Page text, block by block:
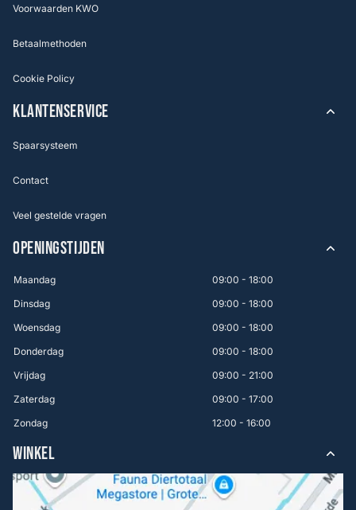
Voorwaarden KWO
Betaalmethoden
Cookie Policy
KLANTENSERVICE
Spaarsysteem
Contact
Veel gestelde vragen
OPENINGSTIJDEN
Maandag
09:00 - 18:00
Dinsdag
09:00 - 18:00
Woensdag
09:00 - 18:00
Donderdag
09:00 - 18:00
Vrijdag
09:00 - 21:00
Zaterdag
09:00 - 17:00
Zondag
12:00 - 16:00
WINKEL